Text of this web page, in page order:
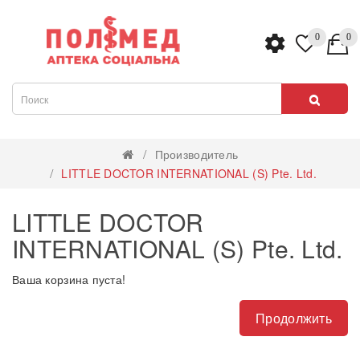
0 0
Производитель
LITTLE DOCTOR INTERNATIONAL (S) Pte. Ltd.
LITTLE DOCTOR
INTERNATIONAL (S) Pte. Ltd.
Ваша корзина пуста!
Продолжить